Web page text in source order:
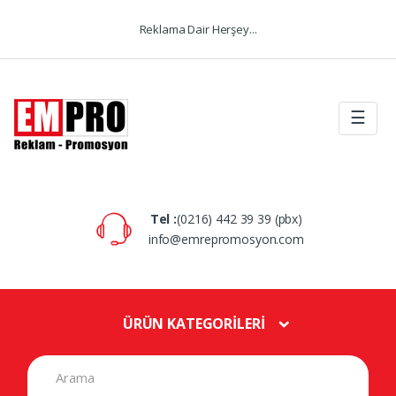
Reklama Dair Herşey...
☰
Tel :(0216) 442 39 39 (pbx)
info@emrepromosyon.com
ÜRÜN KATEGORİLERİ
S
e